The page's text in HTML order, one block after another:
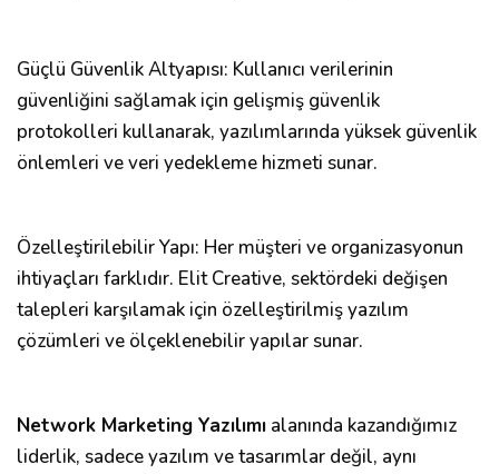
Güçlü Güvenlik Altyapısı: Kullanıcı verilerinin
güvenliğini sağlamak için gelişmiş güvenlik
protokolleri kullanarak, yazılımlarında yüksek güvenlik
önlemleri ve veri yedekleme hizmeti sunar.
Özelleştirilebilir Yapı: Her müşteri ve organizasyonun
ihtiyaçları farklıdır. Elit Creative, sektördeki değişen
talepleri karşılamak için özelleştirilmiş yazılım
çözümleri ve ölçeklenebilir yapılar sunar.
Network Marketing Yazılımı alanında kazandığımız
liderlik, sadece yazılım ve tasarımlar değil, aynı